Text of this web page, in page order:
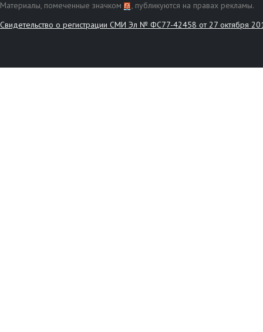
Материалы, помеченные значком
, публикуются на правах рекламы.
Свидетельство о регистрации СМИ Эл № ФС77-42458 от 27 октября